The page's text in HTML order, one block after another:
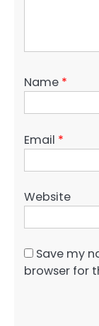
Name *
Email *
Website
Save my
browser for